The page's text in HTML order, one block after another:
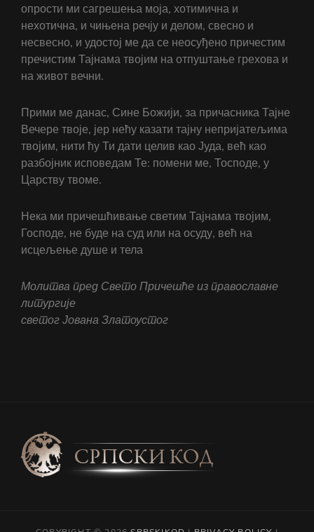
опрости ми сагрешења моја, хотимична и
нехотична, и чињена речју и делом, свесно и
несвесно, и удостој ме да се неосуђено причестим
пречистим Тајнама твојим на отпуштање грехова и
на живот вечни.
Прими ме данас, Сине Божији, за причасника Тајне
Вечере твоје, јер нећу казати тајну непријатељима
твојим, нити ћу Ти дати целив као Јуда, већ као
разбојник исповедам Те: помени ме, Тосподе, у
Царству твоме.
Нека ми причешћивање светим Тајнама твојим,
Господе, не буде на суд или на осуду, већ на
исцељење душе и тела
Молитва пред Свето Причешће из православне
литургије
светог Јована Златоустог